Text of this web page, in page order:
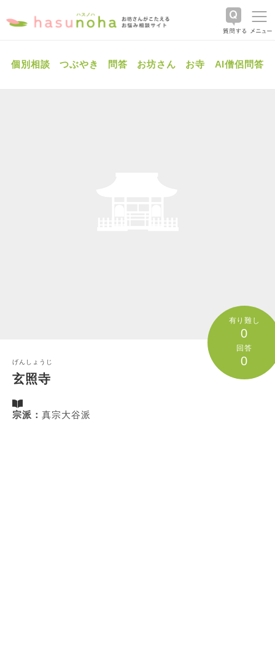
個別相談 つぶやき 問答 お坊さん お寺 AI僧侶問答
有り難し
0
回答
0
げんしょうじ
玄照寺
宗派： 真宗大谷派